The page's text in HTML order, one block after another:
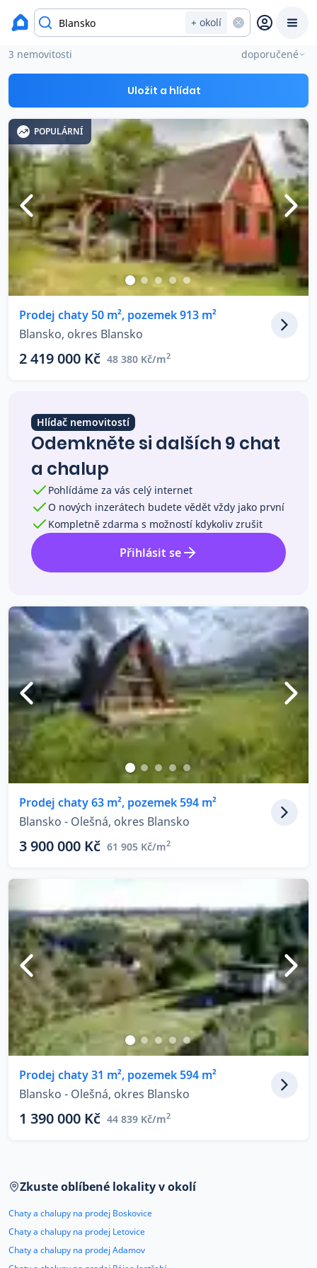
+ okolí
Prodej s Reas.cz
Chytrý odhad ceny
Ceny prodaných nemovitostí
Okamžitý výkup
Přehled realitních makléřů
Co říkají naši zákazníci
Kariéra
Kontakt
okres Blansko
Chaty a chalupy na prodej Blansko
3 nemovitosti doporučené
Uložit a hlídat
POPULÁRNÍ
Prodej chaty 50 m², pozemek 913 m²
Blansko, okres Blansko
2 419 000 Kč 48 380 Kč/m2
Hlídač nemovitostí
Odemkněte si dalších 9 chat
a chalup
Pohlídáme za vás celý internet
O nových inzerátech budete vědět vždy jako první
Kompletně zdarma s možností kdykoliv zrušit
Přihlásit se
Prodej chaty 63 m², pozemek 594 m²
Blansko - Olešná, okres Blansko
3 900 000 Kč 61 905 Kč/m2
Prodej chaty 31 m², pozemek 594 m²
Blansko - Olešná, okres Blansko
1 390 000 Kč 44 839 Kč/m2
Zkuste oblíbené lokality v okolí
Chaty a chalupy na prodej Boskovice
Chaty a chalupy na prodej Letovice
Chaty a chalupy na prodej Adamov